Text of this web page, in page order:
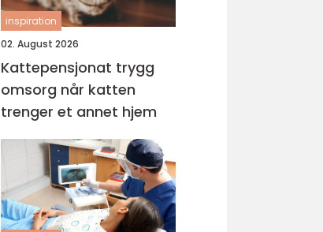
inspiration
02. August 2026
Kattepensjonat trygg
omsorg når katten
trenger et annet hjem